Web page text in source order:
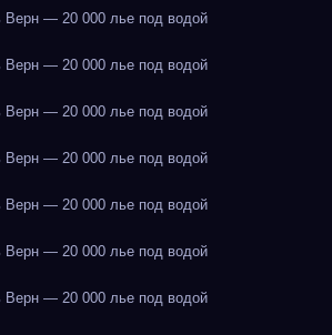
— 20 000 лье под водой
— 20 000 лье под водой
— 20 000 лье под водой
— 20 000 лье под водой
— 20 000 лье под водой
— 20 000 лье под водой
— 20 000 лье под водой